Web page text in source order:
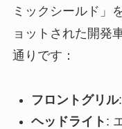
ミックシールド」
ョットされた開発
通りです：
フロントグリル
ヘッドライト :